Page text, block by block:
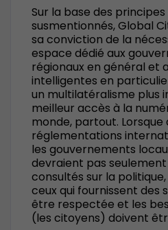
Sur la base des
susmentionnés, Global
sa conviction de la
espace dédié aux
régionaux en général et
intelligentes en
un multilatéralisme plus
meilleur accès à la
monde, partout. Lorsque
réglementations
les gouvernements
devraient pas
consultés sur la
ceux qui fournissent des
être respectée et les
(les citoyens) doivent